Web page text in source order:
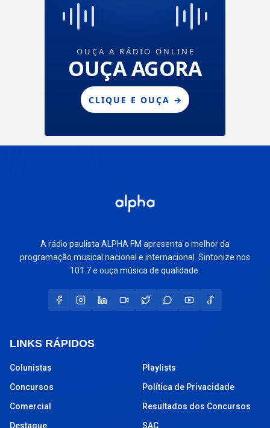
A rádio paulista ALPHA FM apresenta o melhor da
programação musical nacional e internacional. Sintonize nos
101.7 e ouça música de qualidade.
LINKS RÁPIDOS
Colunistas
Concursos
Comercial
Destaque
Playlists
Política de Privacidade
Resultados dos Concursos
SAC